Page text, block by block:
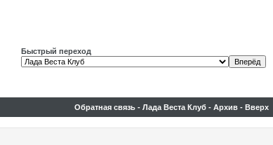
Быстрый переход
Обратная связь - Лада Веста Клуб - Архив - Вверх